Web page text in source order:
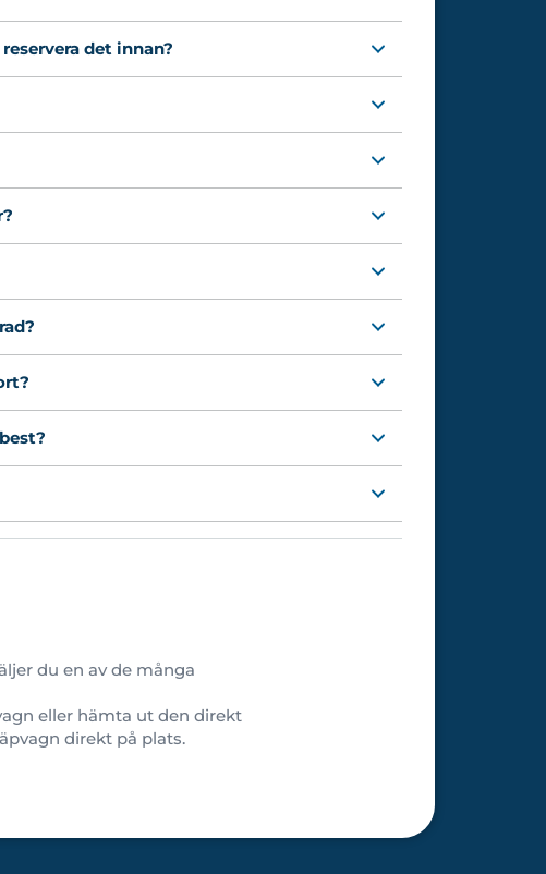
det innan?
du en av de många
eller hämta ut den direkt
direkt på plats.